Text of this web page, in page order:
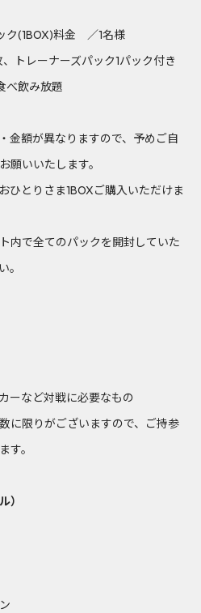
(1BOX)料金 ／1名様
トレーナーズパック1パック付き
べ飲み放題
金額が異なりますので、予めご自
願いいたします。
ひとりさま1BOXご購入いただけま
内で全てのパックを開封していた
。
ーなど対戦に必要なもの
に限りがございますので、ご持参
す。
）